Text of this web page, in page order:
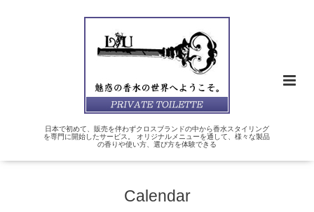
日本で初めて、販売を伴わずクロスブランドの中から香水スタイリング
を専門に開始したサービス。 オリジナルメニューを通して、様々な製品
の香りや使い方、選び方を体験できる
Calendar